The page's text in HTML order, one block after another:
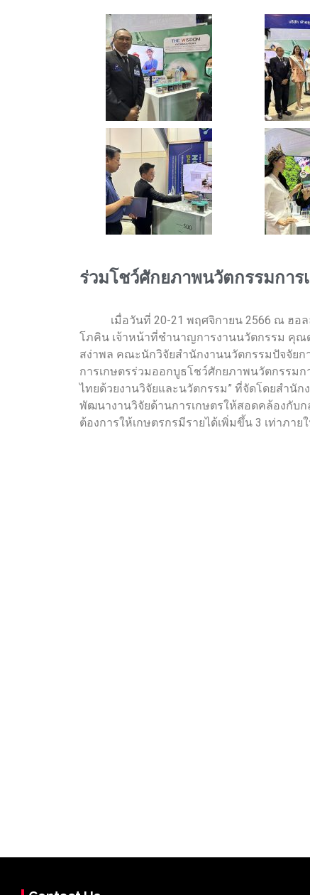
ร่วมโชว์ศักยภาพนวัตกรรมการ
เมื่อวันที่ 20-21 พฤศจิกายน 2566 ณ ฮอลล์
โภคิน เจ้าหน้าที่ชำนาญการงานนวัตกรรม
สง่าพล คณะนักวิจัยสำนักงานนวัตกรรมปัจจัยก
การเกษตรร่วมออกบูธโชว์ศักยภาพนวัตกรรมก
ไทยด้วยงานวิจัยและนวัตกรรม” ที่จัดโดยสำนั
พัฒนางานวิจัยด้านการเกษตรให้สอดคล้องกับ
ต้องการให้เกษตรกรมีรายได้เพิ่มขึ้น 3 เท่าภา